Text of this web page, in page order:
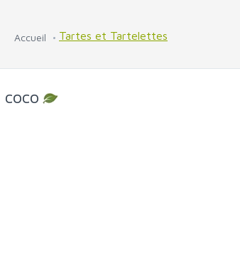
Accueil Tartes et Tartelettes